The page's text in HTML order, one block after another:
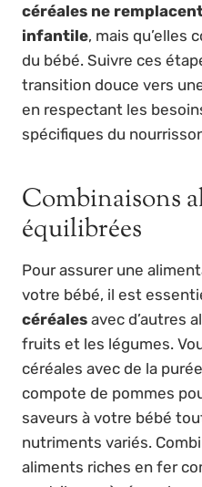
céréales ne
infantile, mais qu’elles
du bébé. Suivre ces
transition douce vers
en respectant les
spécifiques du
Combinaisons
équilibrées
Pour assurer une
votre bébé, il est
céréales avec d’autres
fruits et les légumes.
céréales avec de la
compote de pommes
saveurs à votre bébé
nutriments variés.
aliments riches en fer